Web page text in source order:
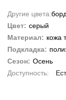
Другие цвета:
Цвет: серый
Материал: кожа
Подкладка:
Сезон: Осень